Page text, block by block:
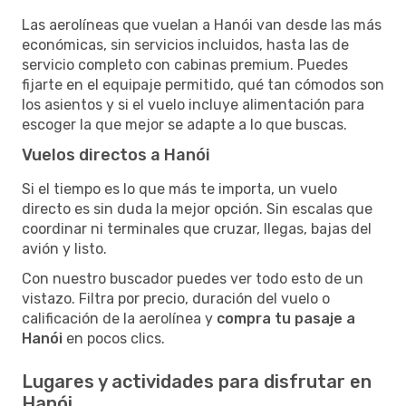
Las aerolíneas que vuelan a Hanói van desde las más
económicas, sin servicios incluidos, hasta las de
servicio completo con cabinas premium. Puedes
fijarte en el equipaje permitido, qué tan cómodos son
los asientos y si el vuelo incluye alimentación para
escoger la que mejor se adapte a lo que buscas.
Vuelos directos a Hanói
Si el tiempo es lo que más te importa, un vuelo
directo es sin duda la mejor opción. Sin escalas que
coordinar ni terminales que cruzar, llegas, bajas del
avión y listo.
Con nuestro buscador puedes ver todo esto de un
vistazo. Filtra por precio, duración del vuelo o
calificación de la aerolínea y compra tu pasaje a
Hanói en pocos clics.
Lugares y actividades para disfrutar en